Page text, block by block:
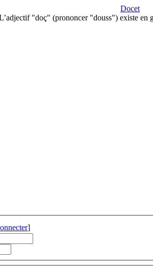
Docet
"doç" (prononcer "douss") existe
]